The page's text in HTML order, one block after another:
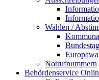
Wahlen /
Notrufnummern
Behördenservice